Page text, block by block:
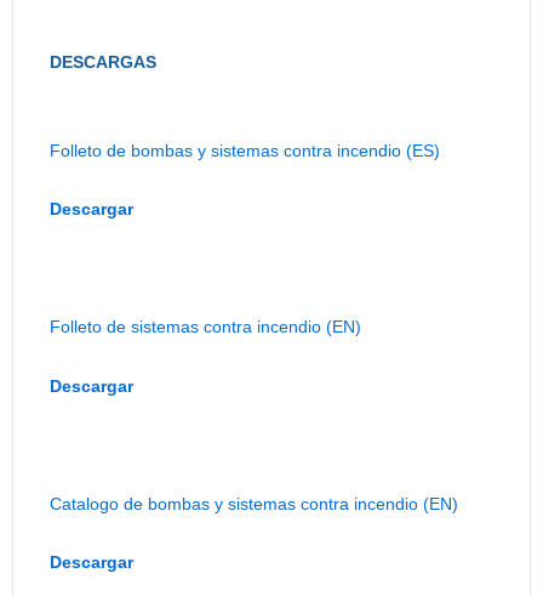
DESCARGAS
Folleto de bombas y sistemas contra incendio (ES)
Descargar
Folleto de sistemas contra incendio (EN)
Descargar
Catalogo de bombas y sistemas contra incendio (EN)
Descargar